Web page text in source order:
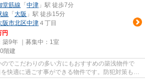
堂筋線 「 中津 」駅 徒歩7分
線 「 大阪 」駅 徒歩15分
阪市北区中津 ４丁目
円
築9年 ｜募集中： 1室
階建
でこだわりの多い方にもおすすめの築浅物件で
快適に過ごす事ができる物件です。防犯対策もバ